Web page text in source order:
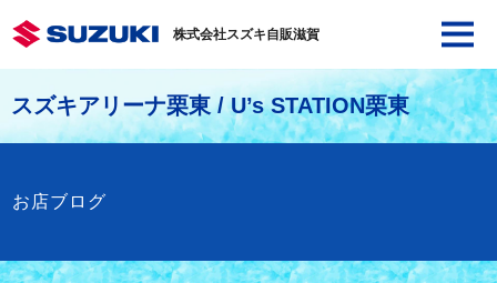
株式会社スズキ自販滋賀
スズキアリーナ栗東 / U’s STATION栗東
お店ブログ